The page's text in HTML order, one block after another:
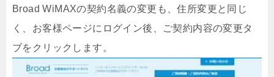
Broad WiMAXの契約名義の変更も、住所変更と同じ
く、お客様ページにログイン後、ご契約内容の変更タ
ブをクリックします。